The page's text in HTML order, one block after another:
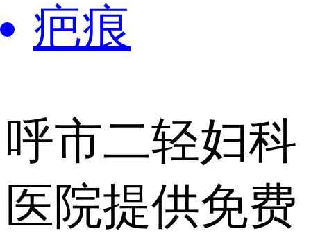
疤痕
呼市二轻妇科
医院提供免费